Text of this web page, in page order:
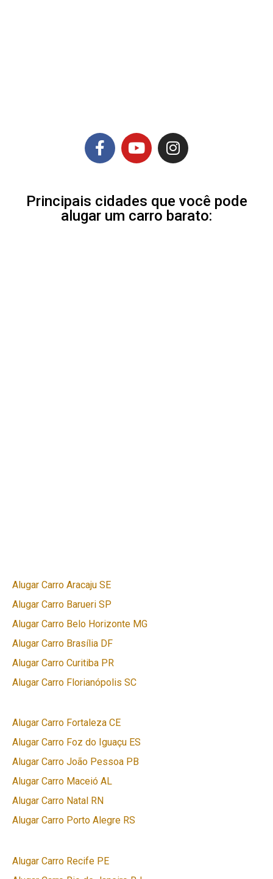
Principais cidades que você pode
alugar um carro barato:
Alugar Carro Aracaju SE
Alugar Carro Barueri SP
Alugar Carro Belo Horizonte MG
Alugar Carro Brasília DF
Alugar Carro Curitiba PR
Alugar Carro Florianópolis SC
Alugar Carro Fortaleza CE
Alugar Carro Foz do Iguaçu ES
Alugar Carro João Pessoa PB
Alugar Carro Maceió AL
Alugar Carro Natal RN
Alugar Carro Porto Alegre RS
Alugar Carro Recife PE